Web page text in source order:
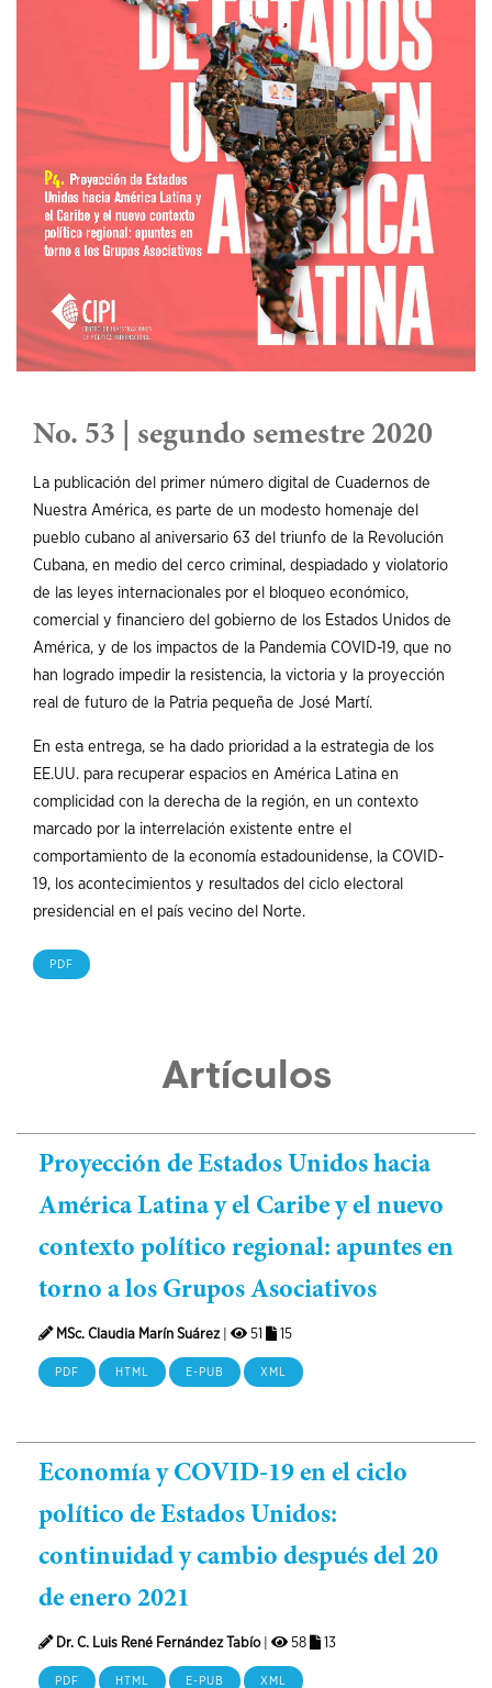
No. 53 | segundo semestre 2020
La publicación del primer número digital de Cuadernos de
Nuestra América, es parte de un modesto homenaje del
pueblo cubano al aniversario 63 del triunfo de la Revolución
Cubana, en medio del cerco criminal, despiadado y violatorio
de las leyes internacionales por el bloqueo económico,
comercial y financiero del gobierno de los Estados Unidos de
América, y de los impactos de la Pandemia COVID-19, que no
han logrado impedir la resistencia, la victoria y la proyección
real de futuro de la Patria pequeña de José Martí.
En esta entrega, se ha dado prioridad a la estrategia de los
EE.UU. para recuperar espacios en América Latina en
complicidad con la derecha de la región, en un contexto
marcado por la interrelación existente entre el
comportamiento de la economía estadounidense, la COVID-
19, los acontecimientos y resultados del ciclo electoral
presidencial en el país vecino del Norte.
PDF
Artículos
Proyección de Estados Unidos hacia
América Latina y el Caribe y el nuevo
contexto político regional: apuntes en
torno a los Grupos Asociativos
MSc. Claudia Marín Suárez| 51 15
PDF HTML E-PUB XML
Economía y COVID-19 en el ciclo
político de Estados Unidos:
continuidad y cambio después del 20
de enero 2021
Dr. C. Luis René Fernández Tabío| 58 13
PDF HTML E-PUB XML